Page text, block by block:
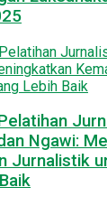
Ngawi:
Jurnalistik